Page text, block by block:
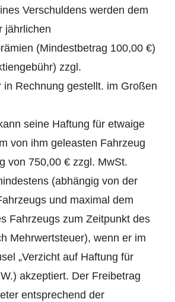
Verschuldens werden dem
jährlichen
(Mindestbetrag 100,00 €)
zzgl.
in Rechnung gestellt. im Großen
seine Haftung für etwaige
von ihm geleasten Fahrzeug
von 750,00 € zzgl. MwSt.
(abhängig von der
und maximal dem
Fahrzeugs zum Zeitpunkt des
Mehrwertsteuer), wenn er im
„Verzicht auf Haftung für
akzeptiert. Der Freibetrag
entsprechend der